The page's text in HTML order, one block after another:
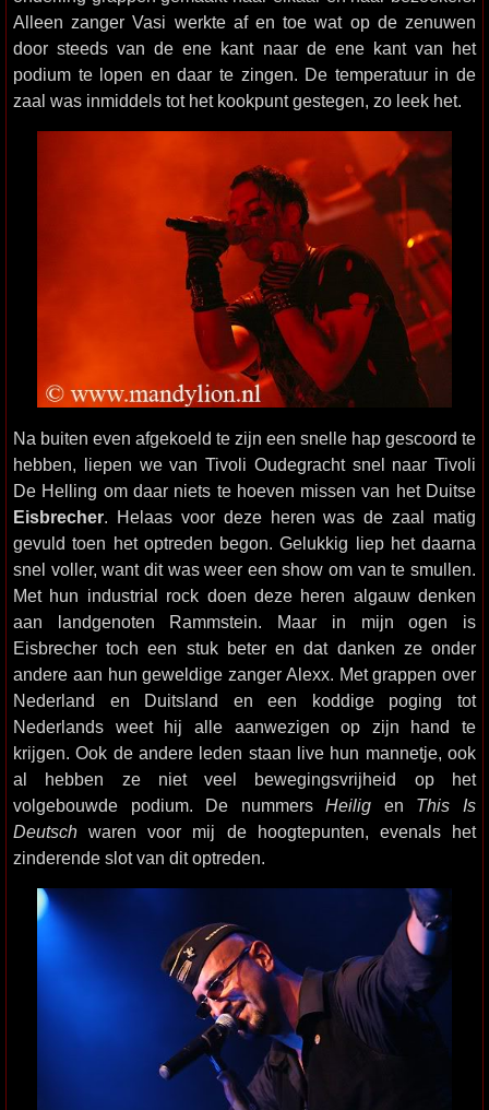
Alleen zanger Vasi werkte af en toe wat op de zenuwen
door steeds van de ene kant naar de ene kant van het
podium te lopen en daar te zingen. De temperatuur in de
zaal was inmiddels tot het kookpunt gestegen, zo leek het.
Na buiten even afgekoeld te zijn een snelle hap gescoord te
hebben, liepen we van Tivoli Oudegracht snel naar Tivoli
De Helling om daar niets te hoeven missen van het Duitse
Eisbrecher. Helaas voor deze heren was de zaal matig
gevuld toen het optreden begon. Gelukkig liep het daarna
snel voller, want dit was weer een show om van te smullen.
Met hun industrial rock doen deze heren algauw denken
aan landgenoten Rammstein. Maar in mijn ogen is
Eisbrecher toch een stuk beter en dat danken ze onder
andere aan hun geweldige zanger Alexx. Met grappen over
Nederland en Duitsland en een koddige poging tot
Nederlands weet hij alle aanwezigen op zijn hand te
krijgen. Ook de andere leden staan live hun mannetje, ook
al hebben ze niet veel bewegingsvrijheid op het
volgebouwde podium. De nummersHeilig en This Is
Deutsch waren voor mij de hoogtepunten, evenals het
zinderende slot van dit optreden.